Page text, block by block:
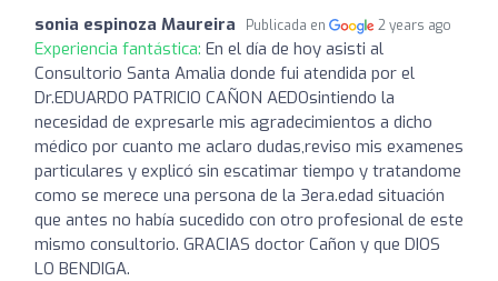
sonia espinoza Maureira Publicada en 2 years ago
Experiencia fantástica: En el día de hoy asisti al
Consultorio Santa Amalia donde fui atendida por el
Dr.EDUARDO PATRICIO CAÑON AEDOsintiendo la
necesidad de expresarle mis agradecimientos a dicho
médico por cuanto me aclaro dudas,reviso mis examenes
particulares y explicó sin escatimar tiempo y tratandome
como se merece una persona de la 3era.edad situación
que antes no había sucedido con otro profesional de este
mismo consultorio. GRACIAS doctor Cañon y que DIOS
LO BENDIGA.